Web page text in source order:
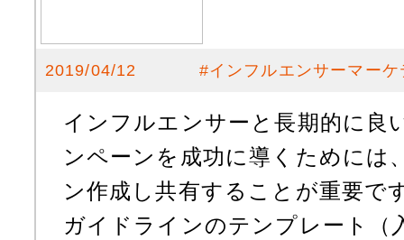
2019/04/12 #インフルエンサーマー
インフルエンサーと長期的に良
ンペーンを成功に導くためには
ン作成し共有することが重要で
ガイドラインのテンプレート（